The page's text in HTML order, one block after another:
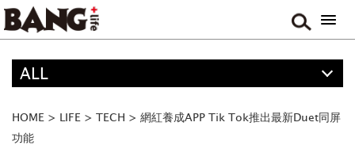
ALL
HOME > LIFE > TECH > 網紅養成APP Tik Tok推出最新Duet同屏
功能